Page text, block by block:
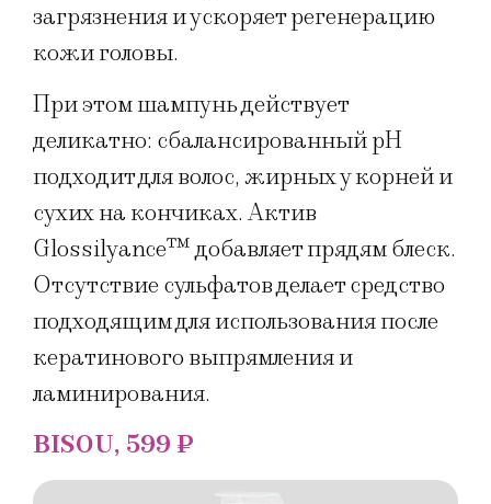
загрязнения и ускоряет регенерацию
кожи головы.
При этом шампунь действует
деликатно: сбалансированный pH
подходит для волос, жирных у корней и
сухих на кончиках. Актив
Glossilyance™ добавляет прядям блеск.
Отсутствие сульфатов делает средство
подходящим для использования после
кератинового выпрямления и
ламинирования.
BISOU, 599 ₽